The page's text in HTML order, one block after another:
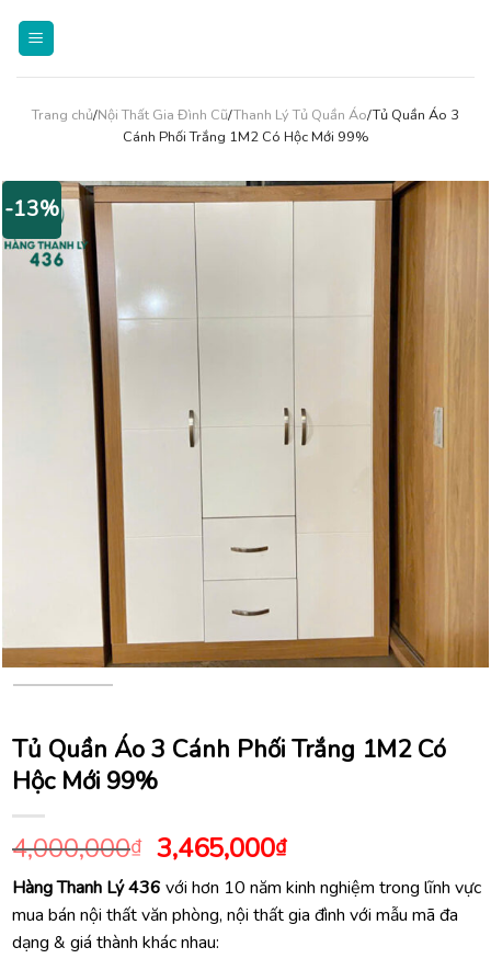
Trang chủ/Nội Thất Gia Đình Cũ/Thanh Lý Tủ Quần Áo/Tủ Quần Áo 3
Cánh Phối Trắng 1M2 Có Hộc Mới 99%
-13%
Tủ Quần Áo 3 Cánh Phối Trắng 1M2 Có
Hộc Mới 99%
4,000,000₫ Giá
gốc
là:
4,000,000₫.
3,465,000₫Giá
hiện
tại
là:
Hàng Thanh Lý 436 với hơn 10 năm kinh nghiệm trong lĩnh vực
mua bán nội thất văn phòng, nội thất gia đình với mẫu mã đa
dạng & giá thành khác nhau: